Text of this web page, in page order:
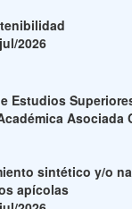
2026
Estudios
Asociada
sintético y/o
apícolas